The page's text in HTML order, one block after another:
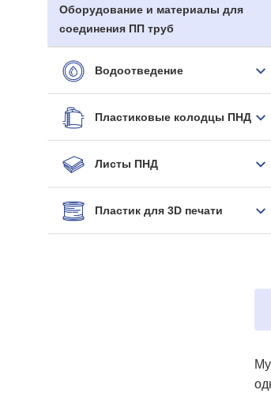
Оборудование и материалы для
соединения ПП труб
Водоотведение
Пластиковые колодцы ПНД
Листы ПНД
Пластик для 3D печати